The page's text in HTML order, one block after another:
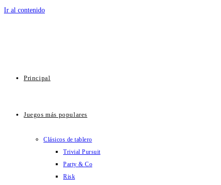
Ir al contenido
Principal
Juegos más populares
Clásicos de tablero
Trivial Pursuit
Party & Co
Risk